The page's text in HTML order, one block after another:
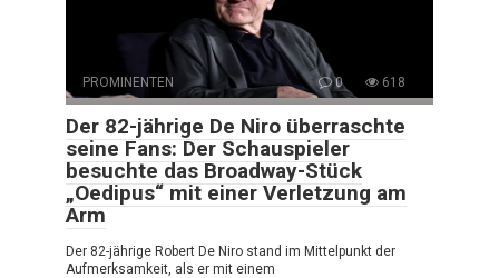
PROMINENTEN 0 618
Der 82-jährige De Niro überraschte
seine Fans: Der Schauspieler
besuchte das Broadway-Stück
„Oedipus“ mit einer Verletzung am
Arm
Der 82-jährige Robert De Niro stand im Mittelpunkt der
Aufmerksamkeit, als er mit einem